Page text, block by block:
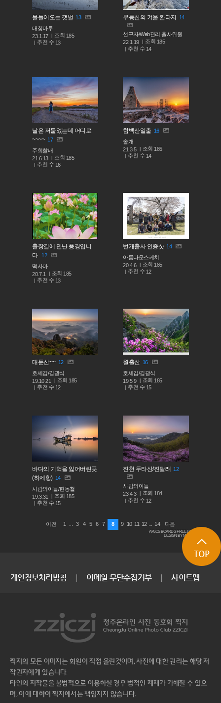
물들어오는 갯벌 13
대청마루
23.1.17
조회 185
추천 수 13
무등산의 겨울 환타지 14
선구자/Web관리.출사위원
22.1.19
조회 185
추천 수 14
날은 저물었는데 어디로
~~~~ 17
주희할배
21.6.13
조회 185
추천 수 16
함백산일출 16
솔개
21.3.5
조회 185
추천 수 14
출장길에 만난 풍경입니
다. 12
떡사마
20.7.1
조회 185
추천 수 13
번개출사 인증샷 14
아름다운스케치
20.4.6
조회 185
추천 수 12
대둔산~~ 12
호세김/김광식
19.10.21
조회 185
추천 수 12
월출산 16
호세김/김광식
19.5.9
조회 185
추천 수 15
바다의 기억을 잃어버린곳
(하제항) 14
사람의아들/현동철
19.3.31
조회 185
추천 수 15
진천 두타산/진달래 12
사람의아들
23.4.3
조회 184
추천 수 12
이전 1 3 4 5 6 7 8 9 10 11 12 14 다음
APLOS BOARD 2 FREE LICENSE
DESIGN BY MACARON
TOP
개인정보처리방침 이메일 무단수집거부 사이트맵
찍지의 모든 이미지는 회원이 직접 올린것이며, 사진에 대한 권리는 해당 저
작권자에게 있습니다.
타인의 저작물을 불법적으로 이용하실 경우 법적인 제재가 가해질 수 있으
며, 이에 대하여 찍지에서는 책임지지 않습니다.